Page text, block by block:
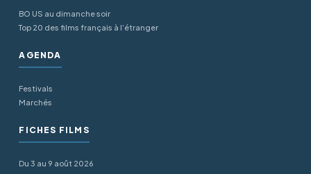
BO US au dimanche soir
Top 20 des films français à l’étranger
AGENDA
Festivals
Marchés
FICHES FILMS
Du 3 au 9 août 2026